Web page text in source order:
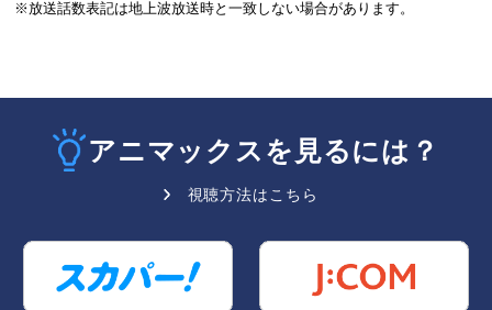
※放送話数表記は地上波放送時と一致しない場合があります。
アニマックスを見るには？
視聴方法はこちら